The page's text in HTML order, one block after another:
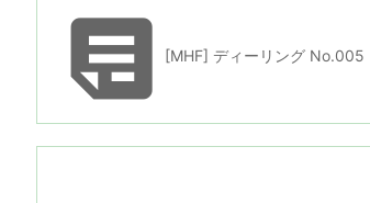
[MHF] ディーリング No.005